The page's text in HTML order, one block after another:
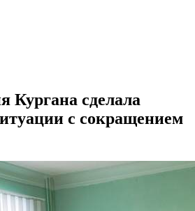
Кургана сделала
с сокращением